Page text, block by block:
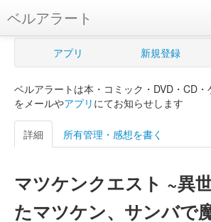
ベルアラート
ベルアラートとは
新規登録
ログイン
購入管理
Myシェルフ
アプリ 新規登録
ベルアラートは本・コミック・DVD・CD
をメールやアプリ にてお知らせします
詳細 所有管理・感想を書く
マツケンクエスト ~異
たマツケン、サンバで